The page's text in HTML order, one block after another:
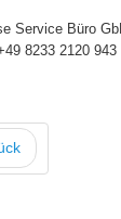
Service Büro
8233 2120 943